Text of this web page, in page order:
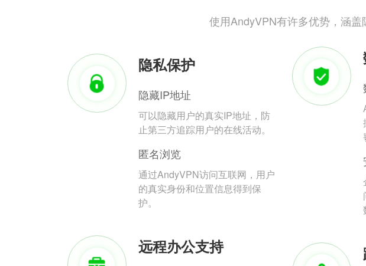
使用AndyVPN有许多优势，涵
隐私保护
隐藏IP地址
可以隐藏用户的真实IP地址，防
止第三方追踪用户的在线活动。
匿名浏览
通过AndyVPN访问互联网，用户
的真实身份和位置信息得到保
护。
远程办公支持